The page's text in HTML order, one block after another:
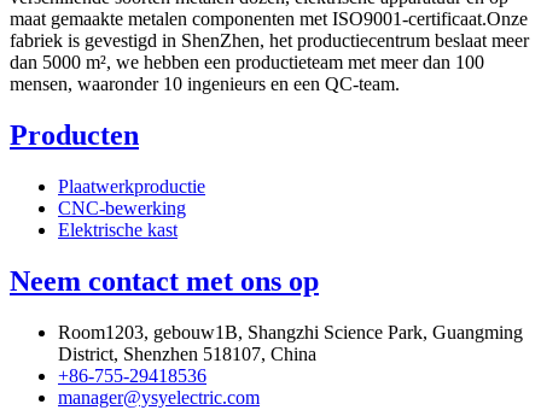
maat gemaakte metalen componenten met ISO9001-certificaat.Onze
fabriek is gevestigd in ShenZhen, het productiecentrum beslaat meer
dan 5000 m², we hebben een productieteam met meer dan 100
mensen, waaronder 10 ingenieurs en een QC-team.
Producten
Plaatwerkproductie
CNC-bewerking
Elektrische kast
Neem contact met ons op
Room1203, gebouw1B, Shangzhi Science Park, Guangming
District, Shenzhen 518107, China
+86-755-29418536
manager@ysyelectric.com